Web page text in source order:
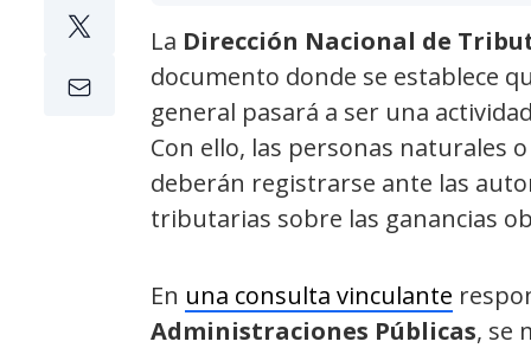
La Dirección Nacional de
documento donde se establece
general pasará a ser una
Con ello, las personas naturales
deberán registrarse ante las
tributarias sobre las ganancias
En una consulta vinculante
Administraciones Públicas, se